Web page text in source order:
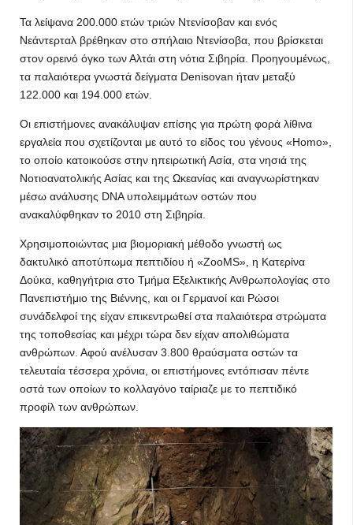
Τα λείψανα 200.000 ετών τριών Ντενίσοβαν και ενός
Νεάντερταλ βρέθηκαν στο σπήλαιο Ντενίσοβα, που βρίσκεται
στον ορεινό όγκο των Αλτάι στη νότια Σιβηρία. Προηγουμένως,
τα παλαιότερα γνωστά δείγματα Denisovan ήταν μεταξύ
122.000 και 194.000 ετών.
Οι επιστήμονες ανακάλυψαν επίσης για πρώτη φορά λίθινα
εργαλεία που σχετίζονται με αυτό το είδος του γένους «Homo»,
το οποίο κατοικούσε στην ηπειρωτική Ασία, στα νησιά της
Νοτιοανατολικής Ασίας και της Ωκεανίας και αναγνωρίστηκαν
μέσω ανάλυσης DNA υπολειμμάτων οστών που
ανακαλύφθηκαν το 2010 στη Σιβηρία.
Χρησιμοποιώντας μια βιομοριακή μέθοδο γνωστή ως
δακτυλικό αποτύπωμα πεπτιδίου ή «ZooMS», η Κατερίνα
Δούκα, καθηγήτρια στο Τμήμα Εξελικτικής Ανθρωπολογίας στο
Πανεπιστήμιο της Βιέννης, και οι Γερμανοί και Ρώσοι
συνάδελφοί της είχαν επικεντρωθεί στα παλαιότερα στρώματα
της τοποθεσίας και μέχρι τώρα δεν είχαν απολιθώματα
ανθρώπων. Αφού ανέλυσαν 3.800 θραύσματα οστών τα
τελευταία τέσσερα χρόνια, οι επιστήμονες εντόπισαν πέντε
οστά των οποίων το κολλαγόνο ταίριαζε με το πεπτιδικό
προφίλ των ανθρώπων.